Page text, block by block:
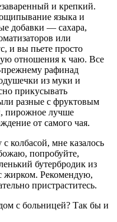
и крепкий.
языка и
добавки — сахара,
или
и вы пьете просто
отношения к чаю. Все
рафинад
из муки и
прикусывать
разные с фруктовым
пирожное лучше
от самого чая.
колбасой, мне казалось
попробуйте,
бутербродик из
жирком. Рекомендую,
пристраститесь.
с больницей? Так бы и